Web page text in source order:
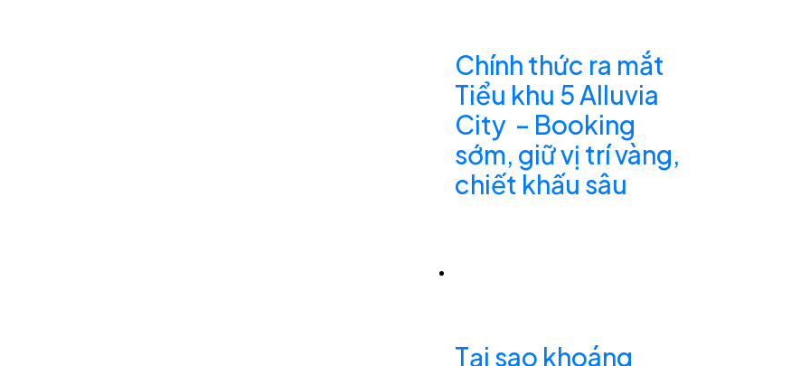
Chính thức ra mắt
Tiểu khu 5 Alluvia
City – Booking
sớm, giữ vị trí vàng,
chiết khấu sâu
Tại sao khoáng